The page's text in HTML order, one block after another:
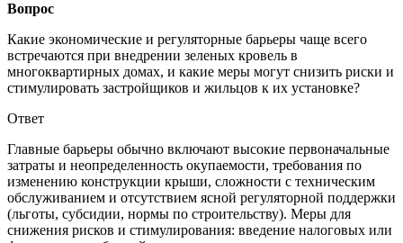
Вопрос
Какие экономические и регуляторные барьеры чаще всего
встречаются при внедрении зеленых кровель в
многоквартирных домах, и какие меры могут снизить риски и
стимулировать застройщиков и жильцов к их установке?
Ответ
Главные барьеры обычно включают высокие первоначальные
затраты и неопределенность окупаемости, требования по
изменению конструкции крыши, сложности с техническим
обслуживанием и отсутствием ясной регуляторной поддержки
(льготы, субсидии, нормы по строительству). Меры для
снижения рисков и стимулирования: введение налоговых или